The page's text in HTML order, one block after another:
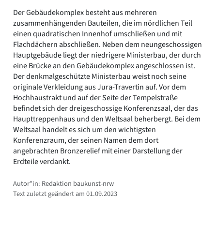
Der Gebäudekomplex besteht aus mehreren
zusammenhängenden Bauteilen, die im nördlichen Teil
einen quadratischen Innenhof umschließen und mit
Flachdächern abschließen. Neben dem neungeschossigen
Hauptgebäude liegt der niedrigere Ministerbau, der durch
eine Brücke an den Gebäudekomplex angeschlossen ist.
Der denkmalgeschützte Ministerbau weist noch seine
originale Verkleidung aus Jura-Travertin auf. Vor dem
Hochhaustrakt und auf der Seite der Tempelstraße
befindet sich der dreigeschossige Konferenzsaal, der das
Haupttreppenhaus und den Weltsaal beherbergt. Bei dem
Weltsaal handelt es sich um den wichtigsten
Konferenzraum, der seinen Namen dem dort
angebrachten Bronzerelief mit einer Darstellung der
Erdteile verdankt.
Autor*in: Redaktion baukunst-nrw
Text zuletzt geändert am 01.09.2023